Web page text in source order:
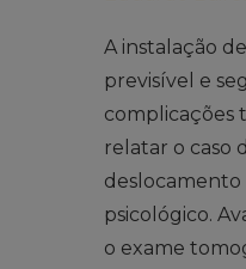
A instalação
previsível e
complicações
relatar o caso
psicológico.
o exame